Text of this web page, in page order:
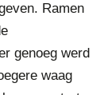
Ramen
genoeg werd
waag